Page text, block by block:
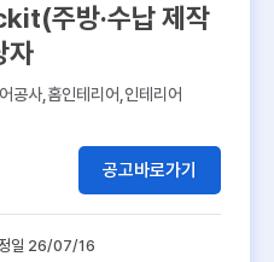
주방·수납 제작
자
공사,홈인테리어,인테리어
공고바로가기
일 26/07/16